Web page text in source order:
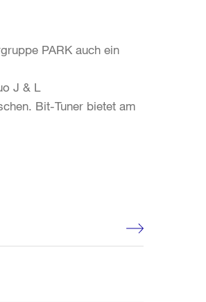
PARK auch ein
J & L
Bit-Tuner bietet am